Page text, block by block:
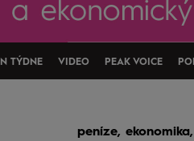
TÝDNE VIDEO PEAK VOICE
peníze,